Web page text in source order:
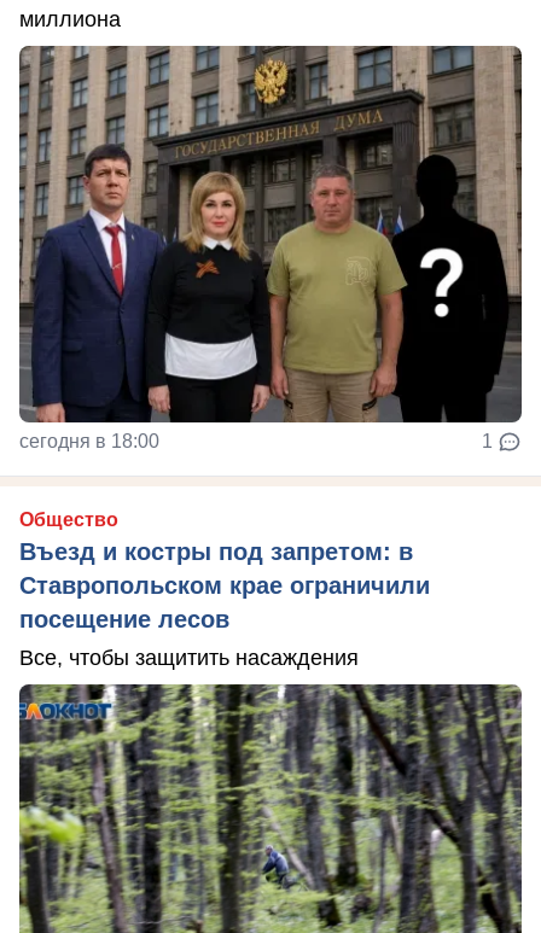
миллиона
сегодня в 18:00 1
Общество
Въезд и костры под запретом: в
Ставропольском крае ограничили
посещение лесов
Все, чтобы защитить насаждения